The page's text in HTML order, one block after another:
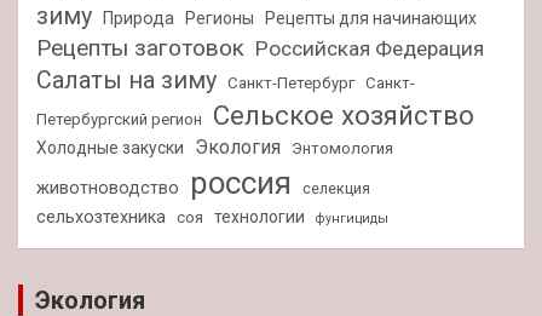
зиму
Природа Регионы Рецепты для начинающих
Рецепты заготовок Российская Федерация
Салаты на зиму Санкт-Петербург Санкт-
Петербургский регион
Сельское хозяйство
Холодные закуски Экология Энтомология
животноводство россия селекция
сельхозтехника соя технологии фунгициды
Экология